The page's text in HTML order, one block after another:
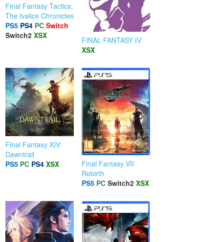
Final Fantasy Tactics:
The Ivalice Chronicles
PS5 PS4 PC Switch
Switch2 XSX
FINAL FANTASY IV
XSX
Final Fantasy XIV:
Dawntrail
PS5 PC PS4 XSX
Final Fantasy VII
Rebirth
PS5 PC Switch2 XSX